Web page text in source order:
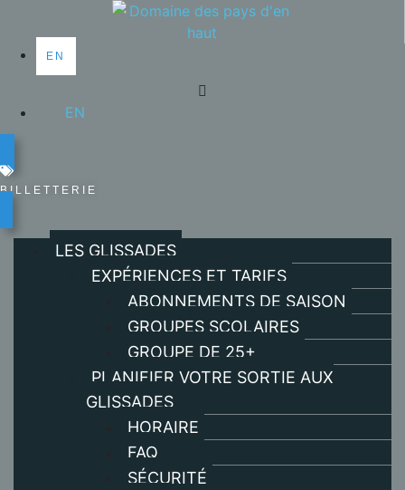
EN
EN
BILLETTERIE
LES GLISSADES
EXPÉRIENCES ET TARIFS
ABONNEMENTS DE SAISON
GROUPES SCOLAIRES
GROUPE DE 25+
PLANIFIER VOTRE SORTIE AUX
GLISSADES
HORAIRE
FAQ
SÉCURITÉ